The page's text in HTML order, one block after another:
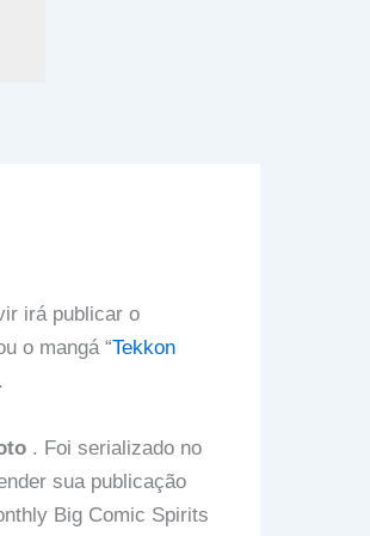
irá publicar o
o mangá “Tekkon
. Foi serializado no
sua publicação
Big Comic Spirits